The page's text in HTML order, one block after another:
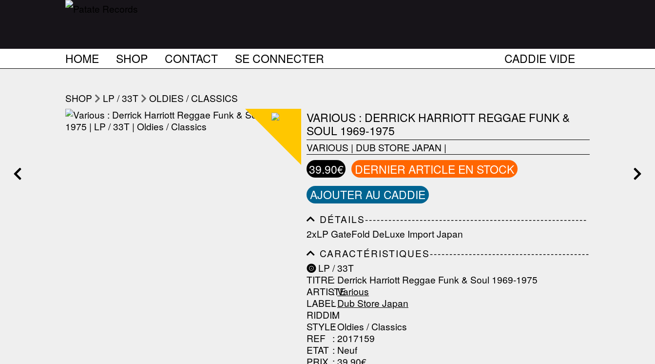
HOME SHOP CONTACT SE CONNECTER CADDIE VIDE
SHOP LP / 33T OLDIES / CLASSICS
VARIOUS : DERRICK HARRIOTT REGGAE FUNK &
SOUL 1969-1975
VARIOUS | DUB STORE JAPAN |
39.90€
DERNIER ARTICLE EN STOCK
AJOUTER AU CADDIE
DÉTAILS---------------------------------------------------------
---------------------------------------------------------------------
---------------------------------------------------------------------
--------------
2xLP GateFold DeLuxe Import Japan
CARACTÉRISTIQUES-----------------------------------------
---------------------------------------------------------------------
---------------------------------------------------------------------
------------------------------
LP / 33T
TITRE: Derrick Harriott Reggae Funk & Soul 1969-1975
ARTISTE
:Various
LABEL
:Dub Store Japan
RIDDIM
:
STYLE: Oldies / Classics
REF : 2017159
ETAT : Neuf